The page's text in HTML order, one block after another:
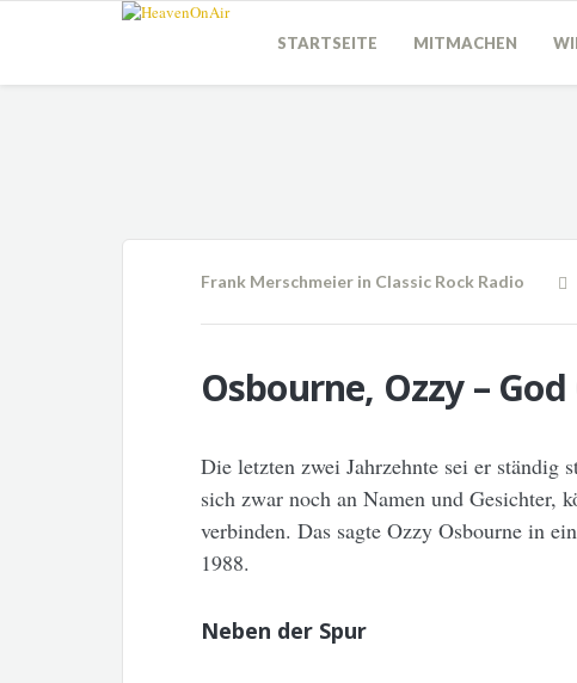
STARTSEITE MITMACHEN
Frank Merschmeierin Classic Rock Radio
Osbourne, Ozzy –
Die letzten zwei Jahrzehnte sei er ständig
sich zwar noch an Namen und Gesichter,
verbinden. Das sagte Ozzy Osbourne in
1988.
Neben der Spur